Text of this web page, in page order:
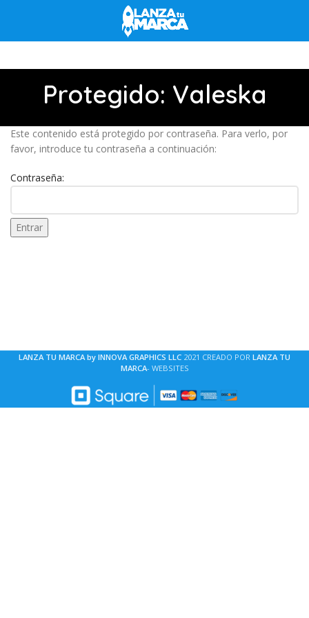
Protegido: Valeska
Este contenido está protegido por contraseña. Para verlo, por
favor, introduce tu contraseña a continuación:
Contraseña:
LANZA TU MARCA by INNOVA GRAPHICS LLC 2021 CREADO POR LANZA TU
MARCA- WEBSITES